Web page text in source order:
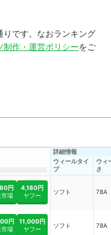
りです。なおランキング
制作・運営ポリシーをご
詳細情報
ウィールタイ
プ
ウィ
さ
円
市場
4,180円
ヤフー
ソフト 78A
円
市場
11,000円
ヤフー
ソフト 78A